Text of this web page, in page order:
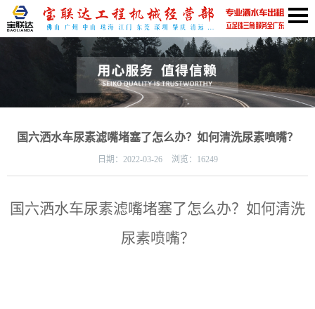
国六洒水车尿素滤嘴堵塞了怎么办？如何清洗尿素喷嘴？
日期： 2022-03-26 浏览：16249
国六洒水车尿素滤嘴堵塞了怎么办？如何清洗
尿素喷嘴？